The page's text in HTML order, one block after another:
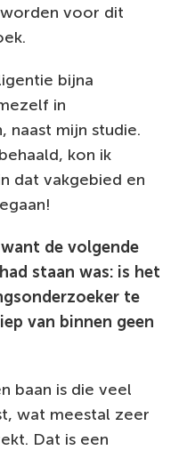
voor dit
bijna
in
naast mijn studie.
kon ik
dat vakgebied en
de volgende
staan was: is het
te
van binnen geen
baan is die veel
wat meestal zeer
Dat is een